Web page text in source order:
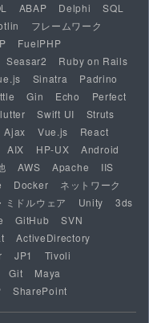
ABAP Delphi
SQL
フレームワーク
FuelPHP
Seasar2
Ruby on Rails
Sinatra
Padrino
Gin Echo
Perfect
Swift UI
Struts
Ajax Vue.js
React
AIX HP-UX
Android
AWS Apache
IIS
Docker
ネットワーク
ミドルウェア Unity
3ds
GitHub
SVN
ActiveDirectory
JP1
Tivoli
Git
Maya
SharePoint